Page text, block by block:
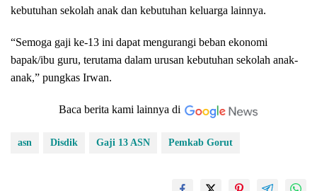
kebutuhan sekolah anak dan kebutuhan keluarga lainnya.
“Semoga gaji ke-13 ini dapat mengurangi beban ekonomi
bapak/ibu guru, terutama dalam urusan kebutuhan sekolah anak-
anak,” pungkas Irwan.
Baca berita kami lainnya di
asn Disdik Gaji 13 ASN Pemkab Gorut